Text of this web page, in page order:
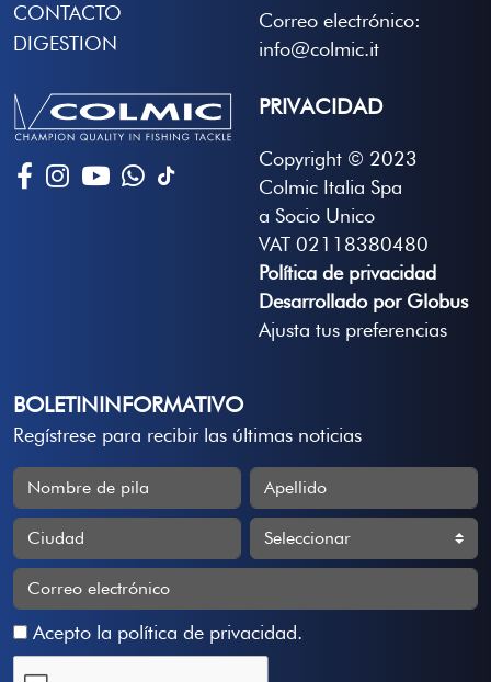
CONTACTO
DIGESTION
Correo electrónico:
info@colmic.it
PRIVACIDAD
Copyright © 2023
Colmic Italia Spa
a Socio Unico
VAT 02118380480
Política de privacidad
Desarrollado por Globus
Ajusta tus preferencias
BOLETININFORMATIVO
Regístrese para recibir las últimas noticias
Acepto la política de privacidad.